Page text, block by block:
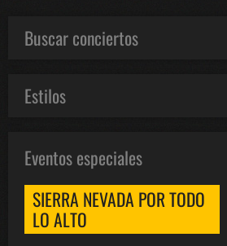
Buscar conciertos
Estilos
Eventos especiales
SIERRA NEVADA POR TODO
LO ALTO